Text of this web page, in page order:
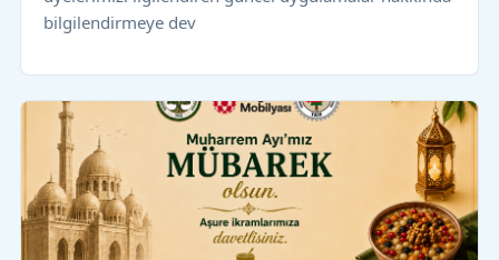
bilgilendirmeye dev